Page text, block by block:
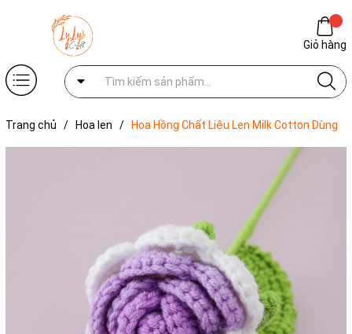
Giỏ hàng
Trang chủ / Hoa len /
Hoa Hồng Chất Liệu Len Milk Cotton Dùng